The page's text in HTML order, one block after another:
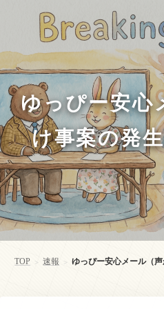
ゆっぴー安心
け事案の発
TOP > 速報 > ゆっぴー安心メール（声